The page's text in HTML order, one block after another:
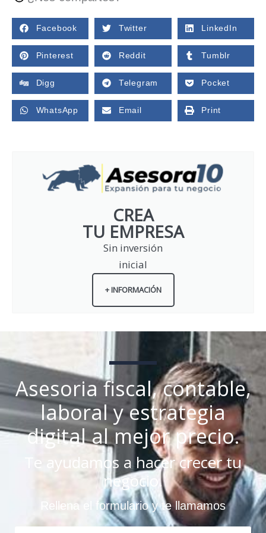
Facebook Twitter LinkedIn
Pinterest Reddit Tumblr
Digg Telegram Pocket
WhatsApp Email Print
CREA
TU EMPRESA
Sin inversión
inicial
+ INFORMACIÓN
Asesoria fiscal, contable,
laboral y estrategia
digital al mejor precio.
Te ayudamos a hacer crecer tu
negocio.
Rellena el formulario y te llamamos